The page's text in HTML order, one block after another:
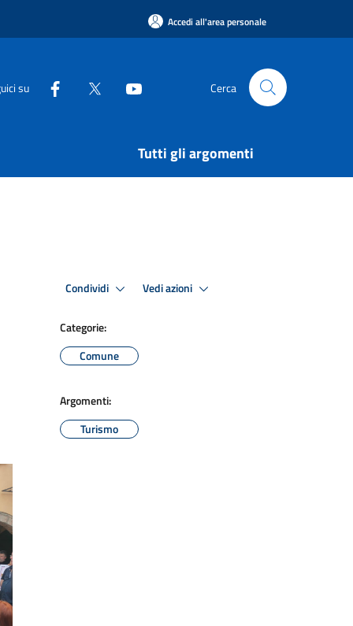
Accedi all'area personale
su Cerca
Tutti gli argomenti
Condividi Vedi azioni
Categorie:
Comune
Argomenti:
Turismo